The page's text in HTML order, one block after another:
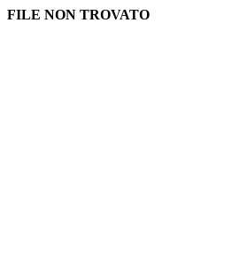
FILE NON TROVATO